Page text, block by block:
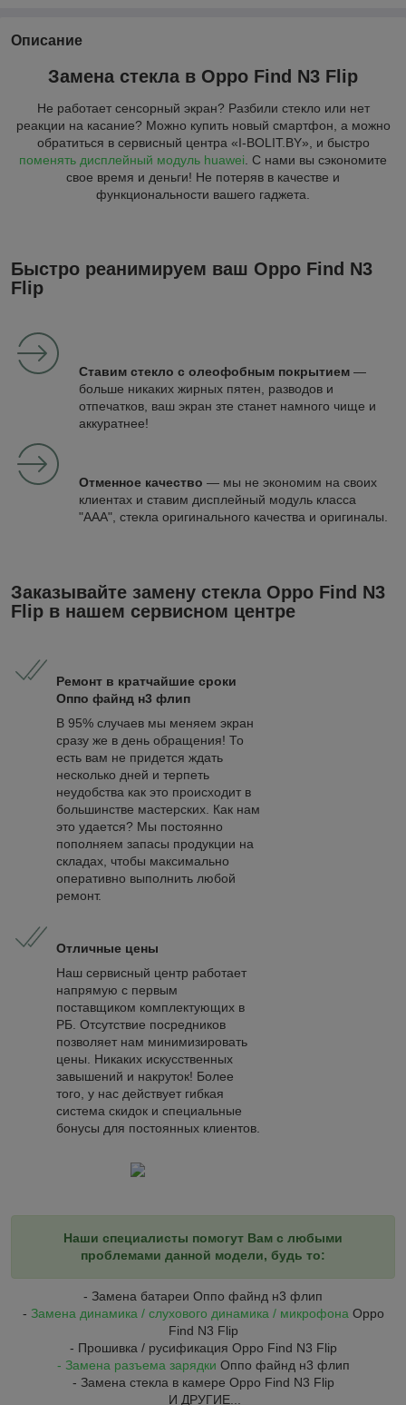
Описание
Замена стекла в Oppo Find N3 Flip
Не работает сенсорный экран? Разбили стекло или нет
реакции на касание? Можно купить новый смартфон, а можно
обратиться в сервисный центра «I-BOLIT.BY», и быстро
поменять дисплейный модуль huawei. С нами вы сэкономите
свое время и деньги! Не потеряв в качестве и
функциональности вашего гаджета.
Быстро реанимируем ваш Oppo Find N3
Flip
Ставим стекло с олеофобным покрытием —
больше никаких жирных пятен, разводов и
отпечатков, ваш экран зте станет намного чище и
аккуратнее!
Отменное качество — мы не экономим на своих
клиентах и ставим дисплейный модуль класса
"ААА", стекла оригинального качества и оригиналы.
Заказывайте замену стекла Oppo Find N3
Flip в нашем сервисном центре
Ремонт в кратчайшие сроки
Оппо файнд н3 флип
В 95% случаев мы меняем экран
сразу же в день обращения! То
есть вам не придется ждать
несколько дней и терпеть
неудобства как это происходит в
большинстве мастерских. Как нам
это удается? Мы постоянно
пополняем запасы продукции на
складах, чтобы максимально
оперативно выполнить любой
ремонт.
Отличные цены
Наш сервисный центр работает
напрямую с первым
поставщиком комплектующих в
РБ. Отсутствие посредников
позволяет нам минимизировать
цены. Никаких искусственных
завышений и накруток! Более
того, у нас действует гибкая
система скидок и специальные
бонусы для постоянных клиентов.
Наши специалисты помогут Вам с любыми
проблемами данной модели, будь то:
- Замена батареи Оппо файнд н3 флип
- Замена динамика / слухового динамика / микрофона Oppo
Find N3 Flip
- Прошивка / русификация Oppo Find N3 Flip
- Замена разъема зарядки Оппо файнд н3 флип
- Замена стекла в камере Oppo Find N3 Flip
И ДРУГИЕ...